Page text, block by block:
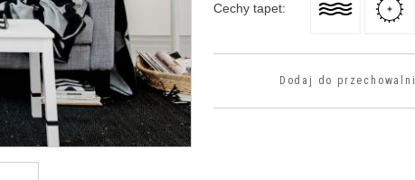
Cechy tapet:
Dodaj do przechowalni